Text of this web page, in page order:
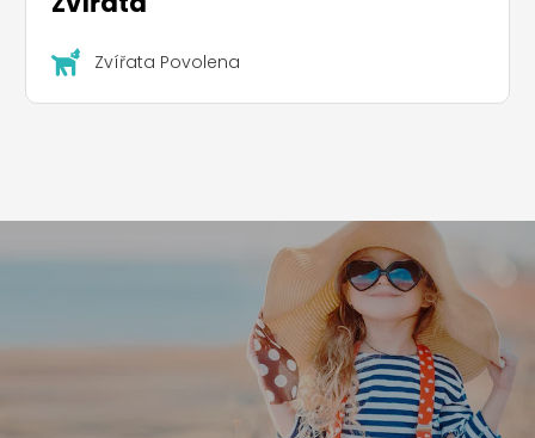
Zvířata Povolena
Leaflet |©Koobcamp S.r.l.